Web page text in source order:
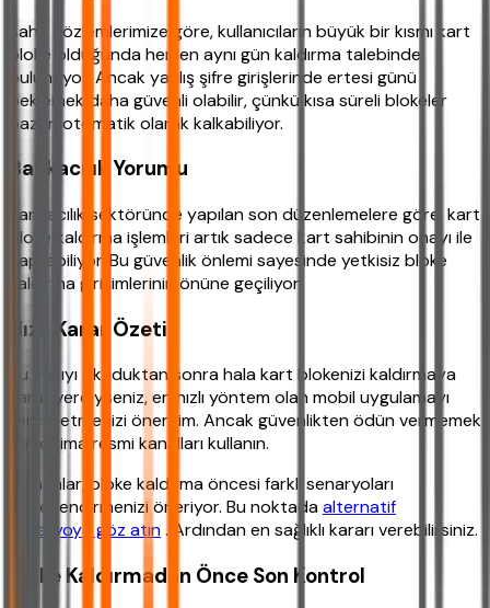
Saha gözlemlerimize göre, kullanıcıların büyük bir kısmı kart
bloke olduğunda hemen aynı gün kaldırma talebinde
bulunuyor. Ancak yanlış şifre girişlerinde ertesi günü
beklemek daha güvenli olabilir, çünkü kısa süreli blokeler
bazen otomatik olarak kalkabiliyor.
Bankacılık Yorumu
Bankacılık sektöründe yapılan son düzenlemelere göre, kart
bloke kaldırma işlemleri artık sadece kart sahibinin onayı ile
yapılabiliyor. Bu güvenlik önlemi sayesinde yetkisiz bloke
kaldırma girişimlerinin önüne geçiliyor.
Hızlı Karar Özeti
Bu yazıyı okuduktan sonra hala kart blokenizi kaldırmaya
karar verdiyseniz, en hızlı yöntem olan mobil uygulamayı
tercih etmenizi öneririm. Ancak güvenlikten ödün vermemek
için daima resmi kanalları kullanın.
Uzmanlar, bloke kaldırma öncesi farklı senaryoları
değerlendirmenizi öneriyor. Bu noktadaalternatif
senaryoya göz atın. Ardından en sağlıklı kararı verebilirsiniz.
Bloke Kaldırmadan Önce Son Kontrol